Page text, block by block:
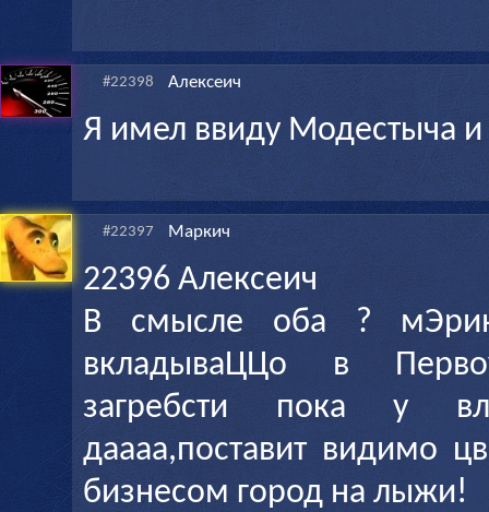
#22398 Алексеич
Я имел ввиду Модестыча
#22397 Маркич
22396 Алексеич
В смысле оба ?
вкладываЦЦо в
загребсти пока у
даааа,поставит видимо
бизнесом город на лыжи!